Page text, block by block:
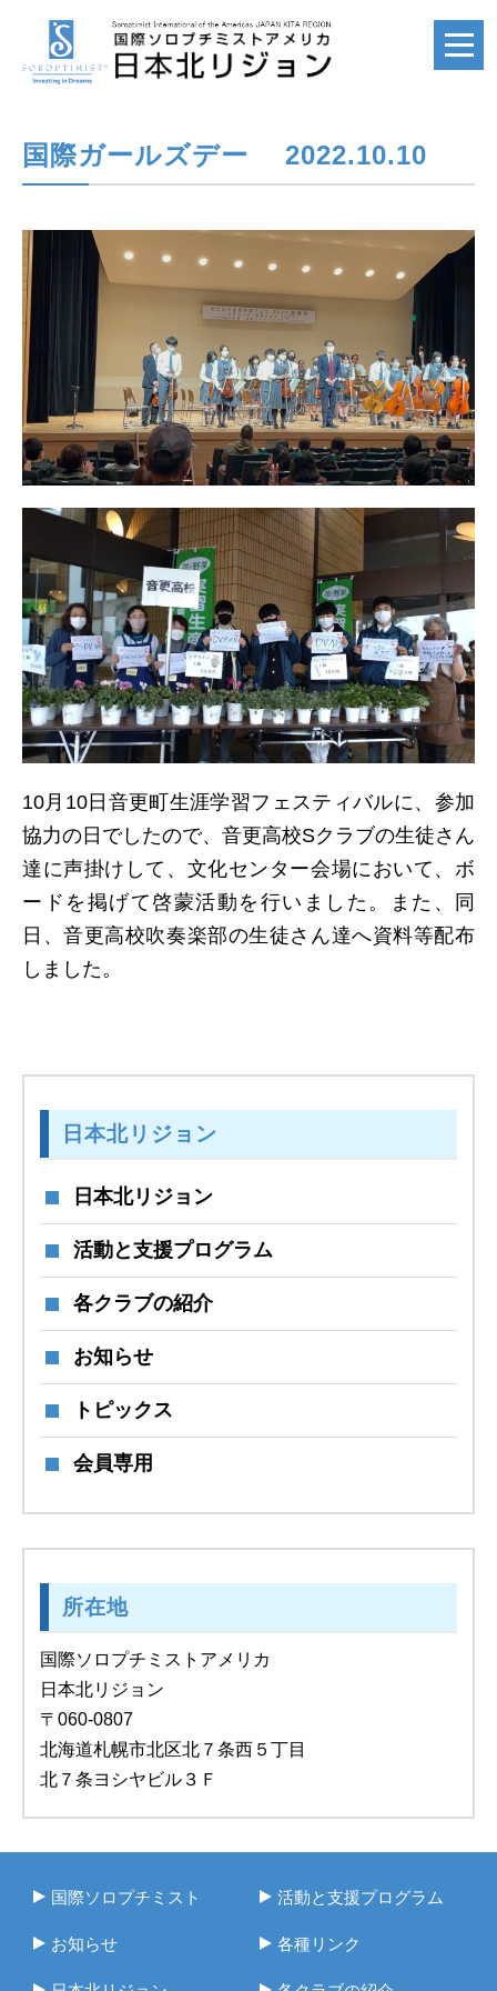
ホーム
HOME
国際ソロプチミスト
国際ソロプチミスト
アメリカ
SIA
日本北リジョン
JAPAN KITA
リンク
LINK
CONTACT
会員専用
MEMBERS ONLY
国際ガールズデー 2022.10.10
10月10日音更町生涯学習フェスティバルに、参加
協力の日でしたので、音更高校Sクラブの生徒さん
達に声掛けして、文化センター会場において、ボ
ードを掲げて啓蒙活動を行いました。また、同
日、音更高校吹奏楽部の生徒さん達へ資料等配布
しました。
日本北リジョン
日本北リジョン
活動と支援プログラム
各クラブの紹介
お知らせ
トピックス
会員専用
所在地
国際ソロプチミストアメリカ
日本北リジョン
〒060-0807
北海道札幌市北区北７条西５丁目
北７条ヨシヤビル３Ｆ
国際ソロプチミスト 活動と支援プログラム
お知らせ 各種リンク